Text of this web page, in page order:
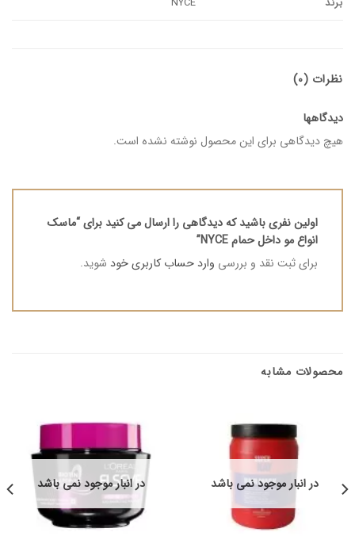
NYCE
نظرات (0)
دیدگاهها
هیچ دیدگاهی برای این محصول نوشته نشده است.
اولین نفری باشید که دیدگاهی را ارسال می کنید برای “ماسک
انواع مو داخل حمام NYCE”
برای ثبت نقد و بررسی وارد حساب کاربری خود شوید.
محصولات مشابه
در انبار موجود نمی باشد در انبار موجود نمی باشد